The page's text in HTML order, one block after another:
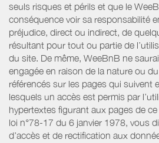
seuls risques et périls et que le
conséquence voir sa responsabilité
préjudice, direct ou indirect, de
résultant pour tout ou partie de
du site. De même, WeeBnB ne
engagée en raison de la nature ou
référencés sur les pages qui suivent
lesquels un accès est permis par
hypertextes figurant aux pages de
loi n°78-17 du 6 janvier 1978, vous
d’accès et de rectification aux